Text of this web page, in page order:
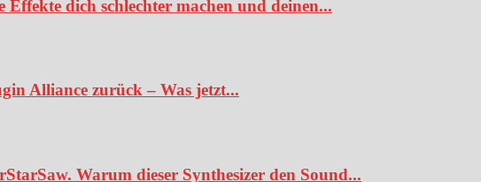
dich schlechter machen und deinen...
Alliance zurück – Was jetzt...
Warum dieser Synthesizer den Sound...